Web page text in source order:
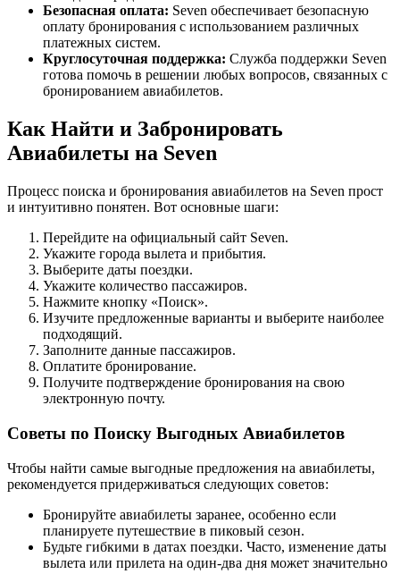
Безопасная оплата: Seven обеспечивает безопасную
оплату бронирования с использованием различных
платежных систем.
Круглосуточная поддержка: Служба поддержки Seven
готова помочь в решении любых вопросов, связанных с
бронированием авиабилетов.
Как Найти и Забронировать
Авиабилеты на Seven
Процесс поиска и бронирования авиабилетов на Seven прост
и интуитивно понятен. Вот основные шаги:
Перейдите на официальный сайт Seven.
Укажите города вылета и прибытия.
Выберите даты поездки.
Укажите количество пассажиров.
Нажмите кнопку «Поиск».
Изучите предложенные варианты и выберите наиболее
подходящий.
Заполните данные пассажиров.
Оплатите бронирование.
Получите подтверждение бронирования на свою
электронную почту.
Советы по Поиску Выгодных Авиабилетов
Чтобы найти самые выгодные предложения на авиабилеты,
рекомендуется придерживаться следующих советов:
Бронируйте авиабилеты заранее, особенно если
планируете путешествие в пиковый сезон.
Будьте гибкими в датах поездки. Часто, изменение даты
вылета или прилета на один-два дня может значительно